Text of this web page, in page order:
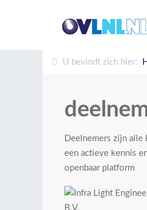
U bevindt zich hier:
Deelnemers zijn
een actieve kennis
openbaar platform